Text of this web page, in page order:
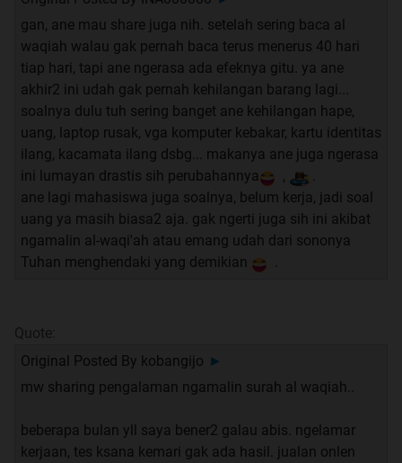
DIMUDAHKAN DITERIMA test PNS
JAMINAN REJEKI - Cara lain mengamalkan Surat
Waqiah
REJEKI MELUAP - Testimoni agan ISUPARDI dengan
istiqomah baca Waqiah
BELI RUMAH & mendapat KERJAAN TETAP - Walaupun
gagal istiqomah membaca Waqiah 40x per hari dalam 40
hari ... AJAIB
From ZERO to HERO - Bisnis Sablon dari BUNTUNG jadi
UNTUNG; modal 4juta untung 20juta; dengan istiqomah
membaca Waqiah
MENDAPATKAN PEKERJAAN setelah istiqomah
Ashar selama 40 hari ... Gaji dari Rp 800.000,- menjadi Rp.
10.000.000,- + komisi sampai Rp. 20.000.000,- Allah Maha
Tahu Rahasia-Rahasia ... Allaahu Akbar
dengan Waqiah ... dari NOL sampai punya
RODA EMPAT
gan, ane mau share juga nih. setelah sering baca al
waqiah walau gak pernah baca terus menerus 40 hari
tiap hari, tapi ane ngerasa ada efeknya gitu. ya ane
akhir2 ini udah gak pernah kehilangan barang lagi...
soalnya dulu tuh sering banget ane kehilangan hape,
uang, laptop rusak, vga komputer kebakar, kartu identitas
ilang, kacamata ilang dsbg... makanya ane juga ngerasa
ini lumayan drastis sih perubahannya
ane lagi mahasiswa juga soalnya, belum kerja, jadi soal
uang ya masih biasa2 aja. gak ngerti juga sih ini akibat
ngamalin al-waqi'ah atau emang udah dari sononya
Tuhan menghendaki yang demikian
Quote:
Original Posted By kobangijo ►
mw sharing pengalaman ngamalin surah al waqiah..
beberapa bulan yll saya bener2 galau abis. ngelamar
kerjaan, tes ksana kemari gak ada hasil. jualan onlen